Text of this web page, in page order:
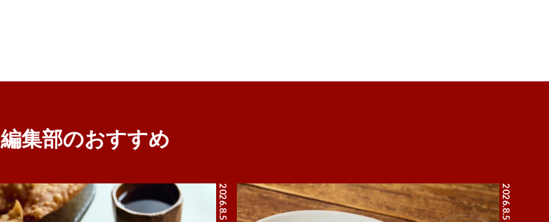
編集部のおすすめ
2026.8.5 2026.8.5